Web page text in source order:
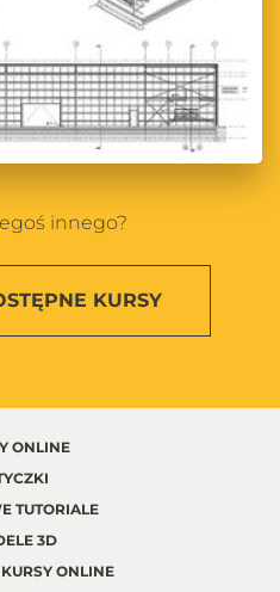
innego?
KURSY
ONLINE
TUTORIALE
3D
ONLINE